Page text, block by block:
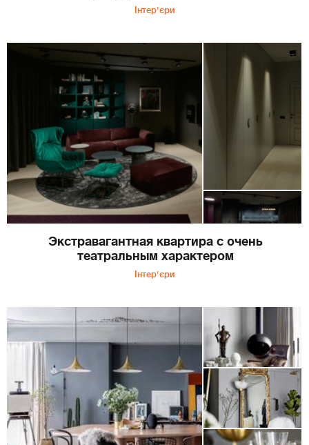
Інтер'єри
Экстравагантная квартира с очень
театральным характером
Інтер'єри